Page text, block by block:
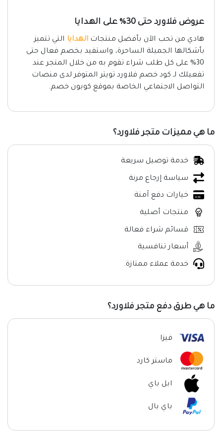
عروض فلاورد حتى 30% على الهدايا
هادي من تحب الآن بأفضل منتجات الهدايا التي تتميز
بأشكالها الجميلة الساحرة، واستفيد بخصم فعال حتى
30% على كل طلب شراء تقوم به من خلال المتجر عند
تفعيلك لـ كود خصم فلاورد تويتر المتوفر لدى منصات
التواصل الاجتماعي الخاصة بموقع كوبون خصم.
ما هي مميزات متجر فلاورد؟
خدمة توصيل سريعة
سياسة إرجاع مرنة
خيارات دفع آمنة
منتجات أصلية
قسائم شراء فعالة
أسعار تنافسية
خدمة عملاء ممتازة.
ما هي طرق دفع متجر فلاورد؟
فيزا
ماستر كارد
ابل باي
باي بال